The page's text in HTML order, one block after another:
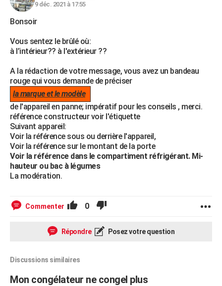
9 déc. 2021 à 17:55
Bonsoir
Vous sentez le brûlé où:
à l’intérieur?? à l'extérieur ??
A la rédaction de votre message, vous avez un bandeau
rouge qui vous demande de préciser
la marque et le modèle
de l'appareil en panne; impératif pour les conseils , merci.
référence constructeur voir l'étiquette
Suivant appareil:
Voir la référence sous ou derrière l'appareil,
Voir la référence sur le montant de la porte
Voir la référence dans le compartiment réfrigérant. Mi-
hauteur ou bac à légumes
La modération.
Commenter 0
Répondre Posez votre question
Discussions similaires
Mon congélateur ne congel plus